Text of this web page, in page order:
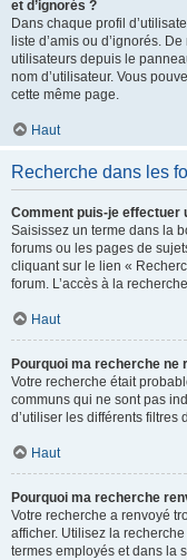
et d’ignorés ?
Dans chaque profil
liste d’amis ou d’ignorés.
utilisateurs depuis le
nom d’utilisateur. Vous
cette même page.
Haut
Recherche dans les
Comment puis-je effectuer
Saisissez un terme dans la
forums ou les pages de
cliquant sur le lien «
forum. L’accès à la
Haut
Pourquoi ma recherche ne
Votre recherche était
communs qui ne sont pas
d’utiliser les différents
Haut
Pourquoi ma recherche
Votre recherche a renvoyé
afficher. Utilisez la
termes employés et dans la